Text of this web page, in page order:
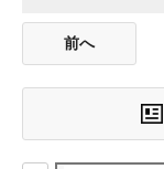
前へ